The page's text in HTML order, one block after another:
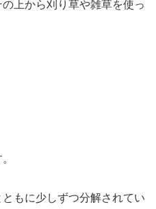
上から刈り草や雑草を使っ
もに少しずつ分解されてい